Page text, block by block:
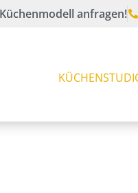
anfragen!